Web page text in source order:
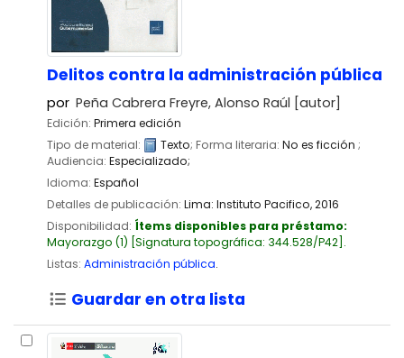
Delitos contra la administración pública
por Peña Cabrera Freyre, Alonso Raúl [autor]
Edición: Primera edición
Tipo de material:
Texto; Forma literaria: No es ficción ;
Audiencia: Especializado;
Idioma: Español
Detalles de publicación: Lima: Instituto Pacifico,2016
Disponibilidad: Ítems disponibles para préstamo:
Mayorazgo (1) Signatura topográfica: 344.528/P42 .
Listas: Administración pública.
Guardar en otra lista